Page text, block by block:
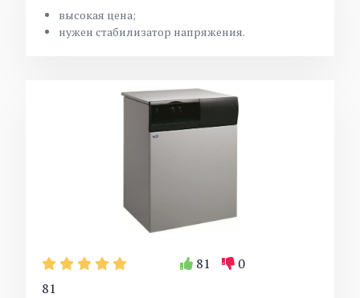
высокая цена;
нужен стабилизатор напряжения.
81
81 0